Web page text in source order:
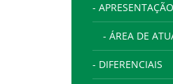
- APRESENTAÇÃO
- ÁREA DE
- DIFERENCIAIS